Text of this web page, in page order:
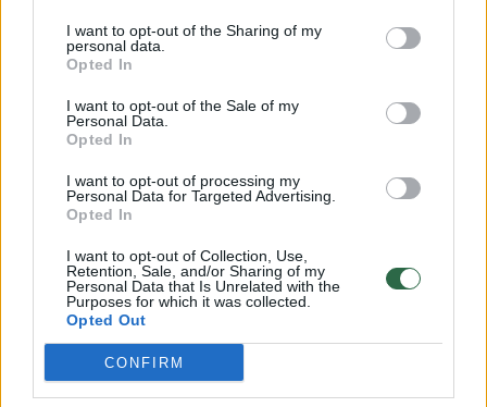
I want to opt-out of the Sharing of my
personal data.
Opted In
I want to opt-out of the Sale of my
Personal Data.
Opted In
I want to opt-out of processing my
Personal Data for Targeted Advertising.
Opted In
I want to opt-out of Collection, Use,
Retention, Sale, and/or Sharing of my
Personal Data that Is Unrelated with the
Purposes for which it was collected.
Opted Out
CONFIRM
Daugiau nuotraukų (7)
Laidos „Sodas ir daržas“ vedėja Kamilė
Lymontienė parodė paprastą būdą, kaip
kurklius išvilioti iš jų urvelių be cheminių
priemonių. Kartu su agronome dr. Loreta
Aleknavičiene ji papasakojo ir apie tai, kaip
artėjant rudeniui prižiūrėti veją, kad ši išliktų
graži ir tinkamai pasiruoštų žiemai.
Paprastas būdas išvilioti kurklius